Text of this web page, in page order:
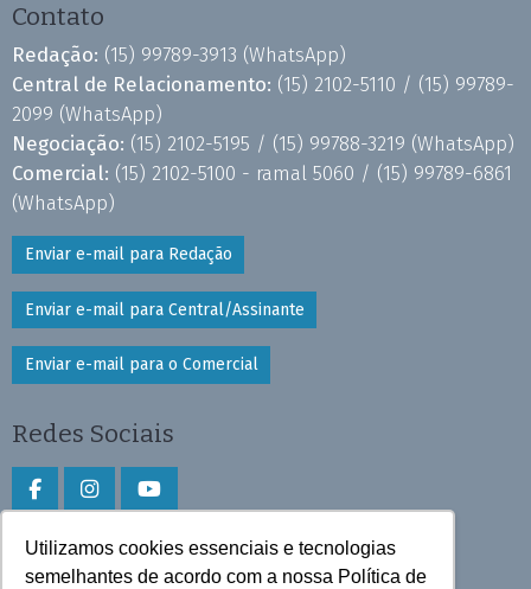
Utilizamos cookies essenciais e tecnologias
semelhantes de acordo com a nossa Política de
Contato
Redação: (15) 99789-3913 (WhatsApp)
Central de Relacionamento: (15) 2102-5110 / (15) 99789-
2099 (WhatsApp)
Negociação: (15) 2102-5195 / (15) 99788-3219 (WhatsApp)
Comercial: (15) 2102-5100 - ramal 5060 / (15) 99789-6861
(WhatsApp)
Enviar e-mail para Redação
Enviar e-mail para Central/Assinante
Enviar e-mail para o Comercial
Redes Sociais
Faça download do aplicativo